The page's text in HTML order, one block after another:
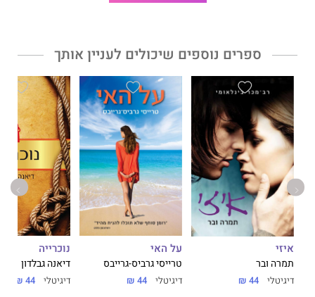
ספרים נוספים שיכולים לעניין אותך
איזי
תמרה ובר
דיגיטלי 44 ₪
על האי
טרייסי גרביס-גרייבס
דיגיטלי 44 ₪
נוכרייה
דיאנה גבלדון
דיגיטלי 44 ₪